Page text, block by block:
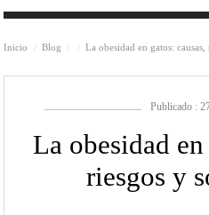
Inicio Blog La obesidad en gatos:
Publicado :
La obesidad
riesgos y